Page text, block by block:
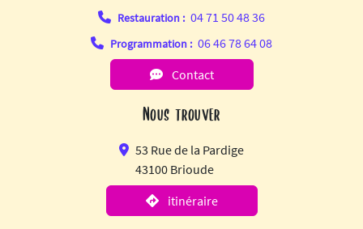
Restauration : 04 71 50 48 36
Programmation : 06 46 78 64 08
Contact
Nous trouver
53 Rue de la Pardige
43100 Brioude
itinéraire